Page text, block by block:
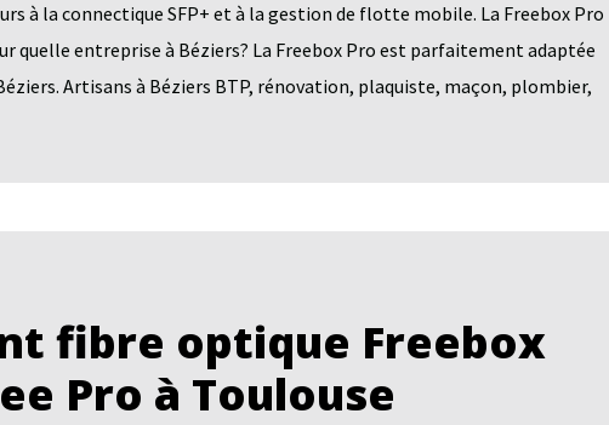
à la connectique SFP+ et à la gestion de flotte mobile. La Freebox Pro
quelle entreprise à Béziers? La Freebox Pro est parfaitement adaptée
Artisans à Béziers BTP, rénovation, plaquiste, maçon, plombier,
fibre optique Freebox
Pro à Toulouse